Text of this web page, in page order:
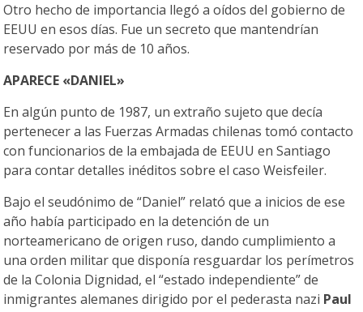
Otro hecho de importancia llegó a oídos del gobierno de
EEUU en esos días. Fue un secreto que mantendrían
reservado por más de 10 años.
APARECE «DANIEL»
En algún punto de 1987, un extraño sujeto que decía
pertenecer a las Fuerzas Armadas chilenas tomó contacto
con funcionarios de la embajada de EEUU en Santiago
para contar detalles inéditos sobre el caso Weisfeiler.
Bajo el seudónimo de “Daniel” relató que a inicios de ese
año había participado en la detención de un
norteamericano de origen ruso, dando cumplimiento a
una orden militar que disponía resguardar los perímetros
de la Colonia Dignidad, el “estado independiente” de
inmigrantes alemanes dirigido por el pederasta nazi Paul